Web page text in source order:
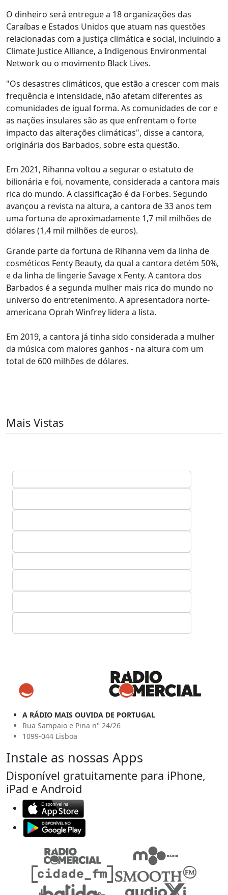
O dinheiro será entregue a 18 organizações das
Caraíbas e Estados Unidos que atuam nas questões
relacionadas com a justiça climática e social, incluindo a
Climate Justice Alliance, a Indigenous Environmental
Network ou o movimento Black Lives.
"Os desastres climáticos, que estão a crescer com mais
frequência e intensidade, não afetam diferentes as
comunidades de igual forma. As comunidades de cor e
as nações insulares são as que enfrentam o forte
impacto das alterações climáticas", disse a cantora,
originária dos Barbados, sobre esta questão.
Em 2021, Rihanna voltou a segurar o estatuto de
bilionária e foi, novamente, considerada a cantora mais
rica do mundo. A classificação é da Forbes. Segundo
avançou a revista na altura, a cantora de 33 anos tem
uma fortuna de aproximadamente 1,7 mil milhões de
dólares (1,4 mil milhões de euros).
Grande parte da fortuna de Rihanna vem da linha de
cosméticos Fenty Beauty, da qual a cantora detém 50%,
e da linha de lingerie Savage x Fenty. A cantora dos
Barbados é a segunda mulher mais rica do mundo no
universo do entretenimento. A apresentadora norte-
americana Oprah Winfrey lidera a lista.
Em 2019, a cantora já tinha sido considerada a mulher
da música com maiores ganhos - na altura com um
total de 600 milhões de dólares.
Mais Vistas
A RÁDIO MAIS OUVIDA DE PORTUGAL
Rua Sampaio e Pina n° 24/26
1099-044 Lisboa
Instale as nossas Apps
Disponível gratuitamente para iPhone,
iPad e Android